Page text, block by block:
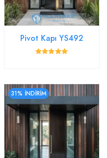
Pivot Kapı YS492
31% İNDİRİM